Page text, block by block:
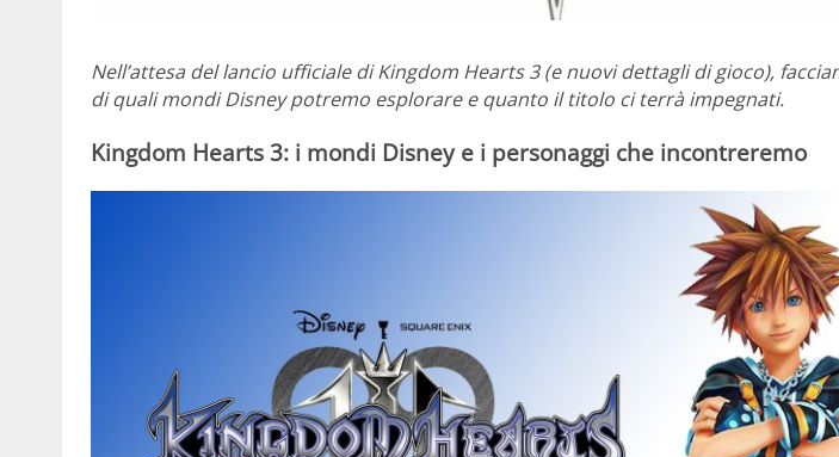
Nell’attesa del lancio ufficiale di Kingdom Hearts 3 (e nuovi dettagli di gioco),
di quali mondi Disney potremo esplorare e quanto il titolo ci terrà impegnati.
Kingdom Hearts 3: i mondi Disney e i personaggi che incontreremo